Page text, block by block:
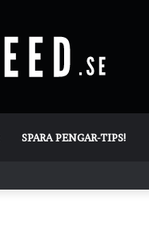
SPARA PENGAR-TIPS!